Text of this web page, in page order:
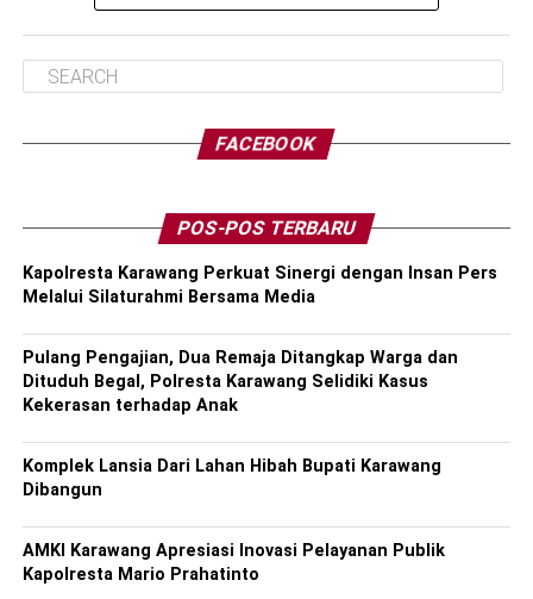
FACEBOOK
POS-POS TERBARU
Kapolresta Karawang Perkuat Sinergi dengan Insan Pers
Melalui Silaturahmi Bersama Media
Pulang Pengajian, Dua Remaja Ditangkap Warga dan
Dituduh Begal, Polresta Karawang Selidiki Kasus
Kekerasan terhadap Anak
Komplek Lansia Dari Lahan Hibah Bupati Karawang
Dibangun
AMKI Karawang Apresiasi Inovasi Pelayanan Publik
Kapolresta Mario Prahatinto